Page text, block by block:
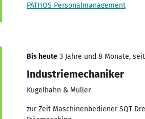
PATHOS Personalmanagement
Bis heute 3 Jahre und 8 Monate, seit
Industriemechaniker
Kugelhahn & Müller
zur Zeit Maschinenbediener SQT